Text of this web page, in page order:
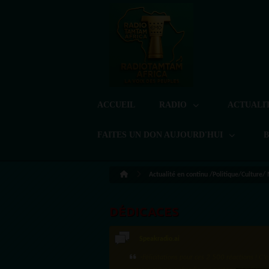
ACCUEIL RADIO
FAITES UN DON AUJOURD'HUI
Actualité en continu /Politique/Culture/